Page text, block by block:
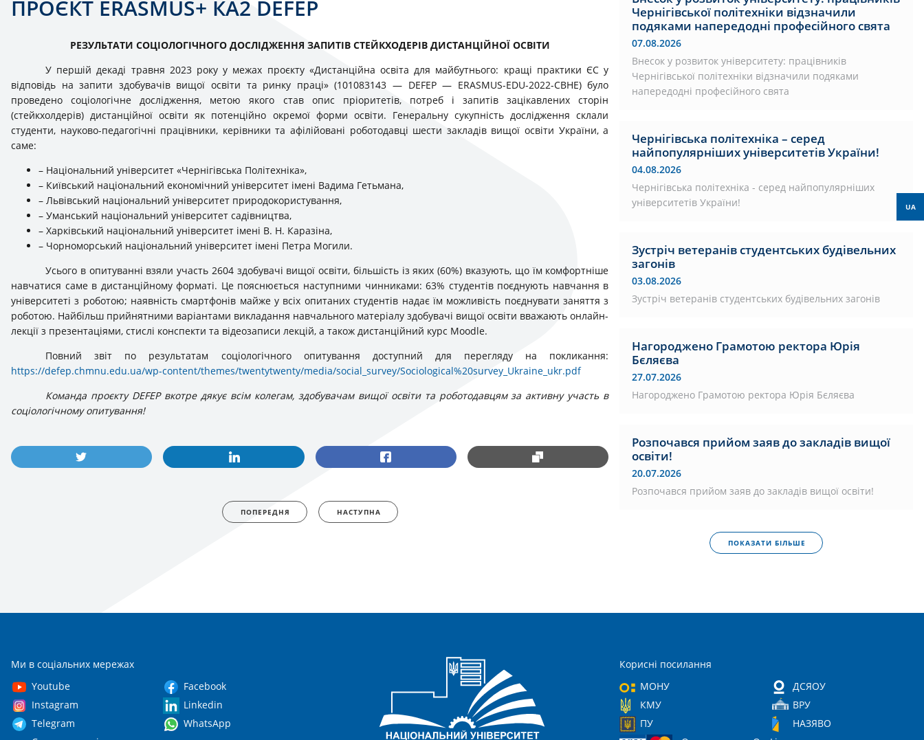
ПРОЄКТ ERASMUS+ КА2 DEFEP
РЕЗУЛЬТАТИ СОЦІОЛОГІЧНОГО ДОСЛІДЖЕННЯ ЗАПИТІВ СТЕЙКХОДЕРІВ ДИСТАНЦІЙНОЇ ОСВІТИ
У першій декаді травня 2023 року у межах проєкту «Дистанційна освіта для майбутнього: кращі практики ЄС у
відповідь на запити здобувачів вищої освіти та ринку праці» (101083143 — DEFEP — ERASMUS-EDU-2022-CBHE) було
проведено соціологічне дослідження, метою якого став опис пріоритетів, потреб і запитів зацікавлених сторін
(стейкхолдерів) дистанційної освіти як потенційно окремої форми освіти. Генеральну сукупність дослідження склали
студенти, науково-педагогічні працівники, керівники та афілійовані роботодавці шести закладів вищої освіти України, а
саме:
– Національний університет «Чернігівська Політехніка»,
– Київський національний економічний університет імені Вадима Гетьмана,
– Львівський національний університет природокористування,
– Уманський національний університет садівництва,
– Харківський національний університет імені В. Н. Каразіна,
– Чорноморський національний університет імені Петра Могили.
Усього в опитуванні взяли участь 2604 здобувачі вищої освіти, більшість із яких (60%) вказують, що їм комфортніше
навчатися саме в дистанційному форматі. Це пояснюється наступними чинниками: 63% студентів поєднують навчання в
університеті з роботою; наявність смартфонів майже у всіх опитаних студентів надає їм можливість поєднувати заняття з
роботою. Найбільш прийнятними варіантами викладання навчального матеріалу здобувачі вищої освіти вважають онлайн-
лекції з презентаціями, стислі конспекти та відеозаписи лекцій, а також дистанційний курс Moodle.
Повний звіт по результатам соціологічного опитування доступний для перегляду на покликання:
https://defep.chmnu.edu.ua/wp-content/themes/twentytwenty/media/social_survey/Sociological%20survey_Ukraine_ukr.pdf
Команда проєкту DEFEP вкотре дякує всім колегам, здобувачам вищої освіти та роботодавцям за активну участь в
соціологічному опитування!
ПОПЕРЕДНЯ НАСТУПНА
Чернігівської політехніки відзначили
подяками напередодні професійного свята
07.08.2026
Внесок у розвиток університету: працівників
Чернігівської політехніки відзначили подяками
напередодні професійного свята
Чернігівська політехніка – серед
найпопулярніших університетів України!
04.08.2026
Чернігівська політехніка - серед найпопулярніших
університетів України!
Зустріч ветеранів студентських будівельних
загонів
03.08.2026
Зустріч ветеранів студентських будівельних загонів
Нагороджено Грамотою ректора Юрія
Бєляєва
27.07.2026
Нагороджено Грамотою ректора Юрія Бєляєва
Розпочався прийом заяв до закладів вищої
освіти!
20.07.2026
Розпочався прийом заяв до закладів вищої освіти!
ПОКАЗАТИ БІЛЬШЕ
Ми в соціальних мережах
Youtube
Facebook
Instagram
Linkedin
Telegram
WhatsApp
Корисні посилання
МОНУ
ДСЯОУ
КМУ
ВРУ
ПУ
НАЗЯВО
UA